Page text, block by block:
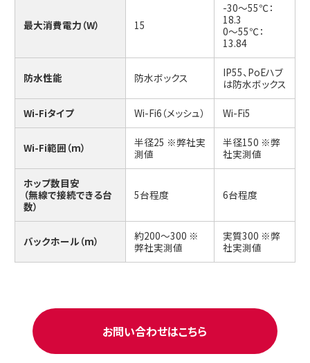
最大消費電力（W） 15
-30～55℃：
18.3
0～55℃：
13.84
防水性能 防水ボックス
IP55、PoEハブ
は防水ボックス
Wi-Fiタイプ Wi-Fi6（メッシュ） Wi-Fi5
Wi-Fi範囲（m）
半径25 ※弊社実
測値
半径150 ※弊
社実測値
ホップ数目安
（無線で接続できる台
数）
5台程度 6台程度
バックホール（m）
約200～300 ※
弊社実測値
実質300 ※弊
社実測値
お問い合わせはこちら